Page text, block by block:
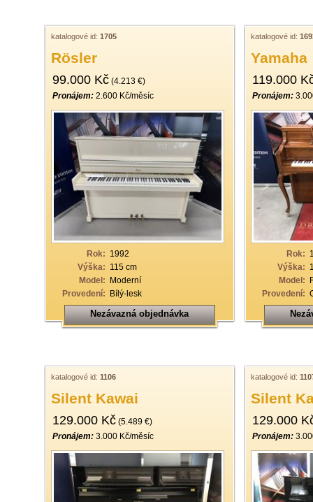
katalogové id: 1705
Rösler
99.000 Kč (4.213 €)
Pronájem: 2.600 Kč/měsíc
Rok: 1992
Výška: 115 cm
Model: Moderní
Provedení: Bílý-lesk
Nezávazná objednávka
katalogové id:
Yamaha
119.000
Pronájem:
Rok:
Výška:
Model:
Provedení:
katalogové id: 1106
Silent Kawai
129.000 Kč (5.489 €)
Pronájem: 3.000 Kč/měsíc
katalogové id:
Silent
129.000
Pronájem: